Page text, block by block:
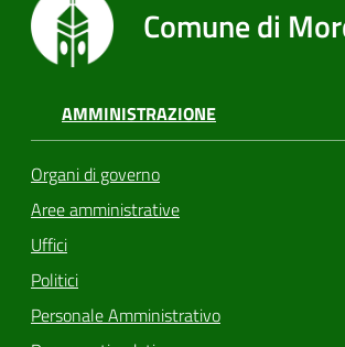
Comune di
AMMINISTRAZIONE
Organi di governo
Aree amministrative
Uffici
Politici
Personale Amministrativo